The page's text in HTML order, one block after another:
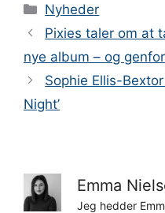
Kategorier
Nyheder
Pixies taler om at
nye album – og
Sophie Ellis-
Night’
Emma
Jeg hedder